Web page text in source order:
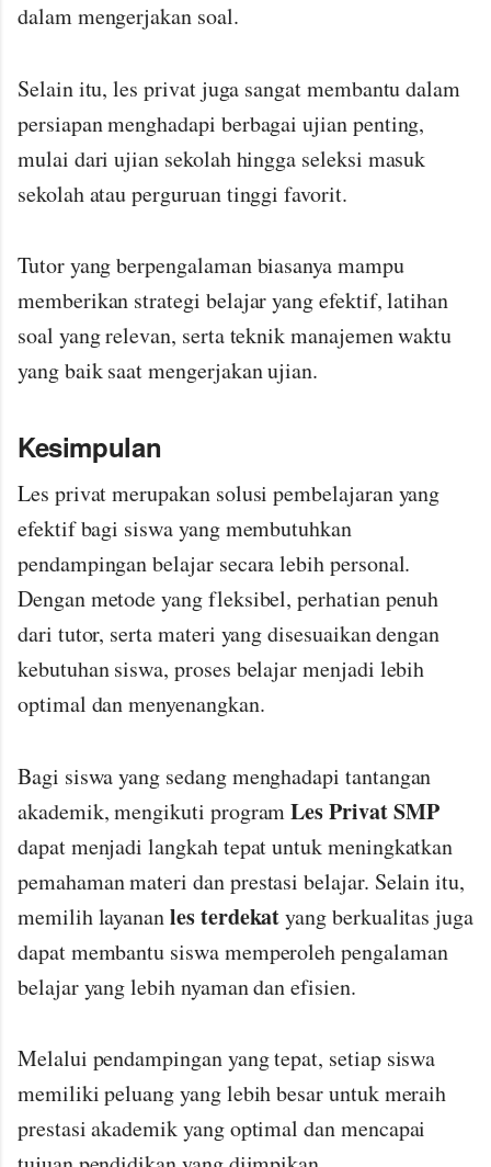
dalam mengerjakan soal.
Selain itu, les privat juga sangat membantu dalam
persiapan menghadapi berbagai ujian penting,
mulai dari ujian sekolah hingga seleksi masuk
sekolah atau perguruan tinggi favorit.
Tutor yang berpengalaman biasanya mampu
memberikan strategi belajar yang efektif, latihan
soal yang relevan, serta teknik manajemen waktu
yang baik saat mengerjakan ujian.
Kesimpulan
Les privat merupakan solusi pembelajaran yang
efektif bagi siswa yang membutuhkan
pendampingan belajar secara lebih personal.
Dengan metode yang fleksibel, perhatian penuh
dari tutor, serta materi yang disesuaikan dengan
kebutuhan siswa, proses belajar menjadi lebih
optimal dan menyenangkan.
Bagi siswa yang sedang menghadapi tantangan
akademik, mengikuti programLes Privat SMP
dapat menjadi langkah tepat untuk meningkatkan
pemahaman materi dan prestasi belajar. Selain itu,
memilih layananles terdekatyang berkualitas juga
dapat membantu siswa memperoleh pengalaman
belajar yang lebih nyaman dan efisien.
Melalui pendampingan yang tepat, setiap siswa
memiliki peluang yang lebih besar untuk meraih
prestasi akademik yang optimal dan mencapai